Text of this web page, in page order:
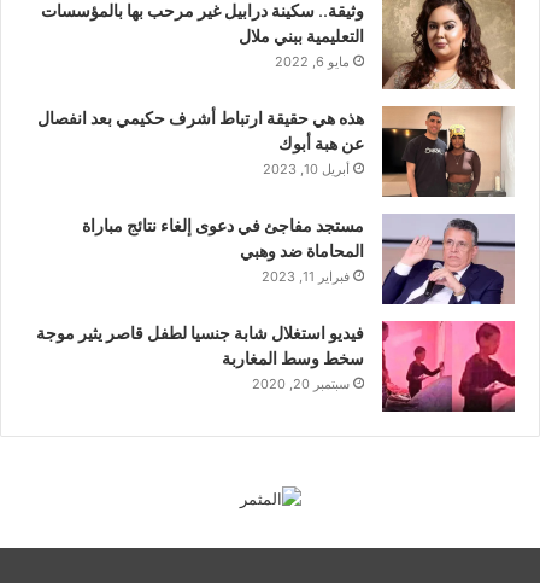
وثيقة.. سكينة درابيل غير مرحب بها بالمؤسسات
التعليمية ببني ملال
مايو 6, 2022
هذه هي حقيقة ارتباط أشرف حكيمي بعد انفصال
عن هبة أبوك
أبريل 10, 2023
مستجد مفاجئ في دعوى إلغاء نتائج مباراة
المحاماة ضد وهبي
فبراير 11, 2023
فيديو استغلال شابة جنسيا لطفل قاصر يثير موجة
سخط وسط المغاربة
سبتمبر 20, 2020